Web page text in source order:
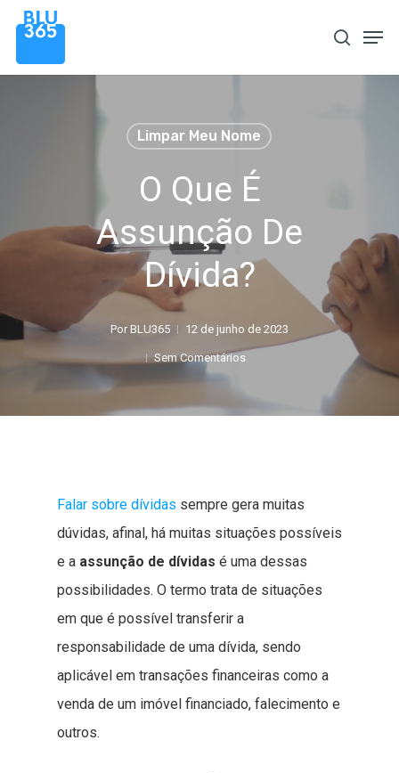
Pular
para
procura
Limpar Meu Nome
O Que É
Assunção De
Dívida?
Por BLU365 12 de junho de 2023
Sem Comentários
Falar sobre dívidas sempre gera muitas
dúvidas, afinal, há muitas situações possíveis
e a assunção de dívidas é uma dessas
possibilidades. O termo trata de situações
em que é possível transferir a
responsabilidade de uma dívida, sendo
aplicável em transações financeiras como a
venda de um imóvel financiado, falecimento e
outros.